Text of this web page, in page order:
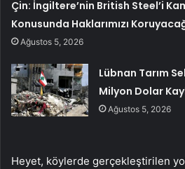
Çin: İngiltere’nin British Steel’i
Konusunda Haklarımızı
Ağustos 5, 2026
Lübnan Tarım
Milyon Dolar
Ağustos 5, 2026
Heyet, köylerde gerçekleştirilen